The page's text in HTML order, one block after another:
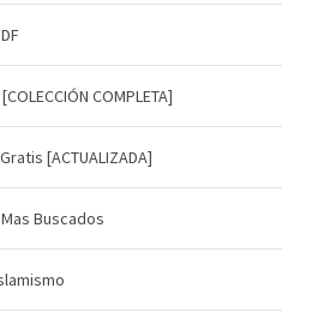
COMPLETA]
[ACTUALIZADA]
Buscados